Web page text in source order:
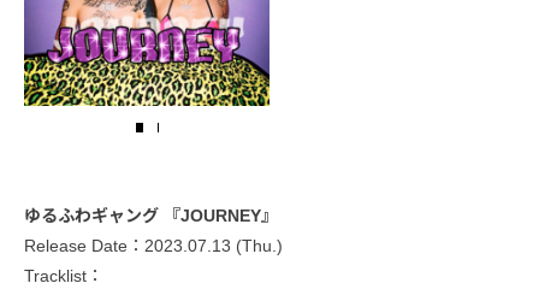
ゆるふわギャング 『JOURNEY』
Release Date：2023.07.13 (Thu.)
Tracklist：